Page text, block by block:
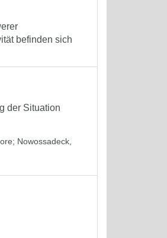
befinden sich
der Situation
; Nowossadeck,